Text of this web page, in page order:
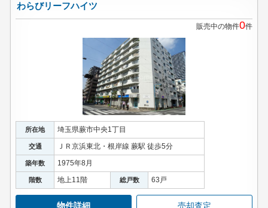
わらびリーフハイツ
販売中の物件0件
所在地 埼玉県蕨市中央1丁目
交通 ＪＲ京浜東北・根岸線 蕨駅 徒歩5分
築年数 1975年8月
階数 地上11階 総戸数 63戸
物件詳細 売却査定